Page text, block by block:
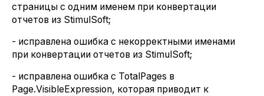
страницы с одним именем при конвертации
отчетов из StimulSoft;
- исправлена ошибка с некорректными именами
при конвертации отчетов из StimulSoft;
- исправлена ошибка с TotalPages в
Page.VisibleExpression, которая приводит к